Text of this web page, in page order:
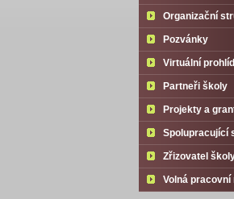
Organizační
Pozvánky
Virtuální
Partneři školy
Projekty a
Spolupracující
Zřizovatel
Volná pracovní